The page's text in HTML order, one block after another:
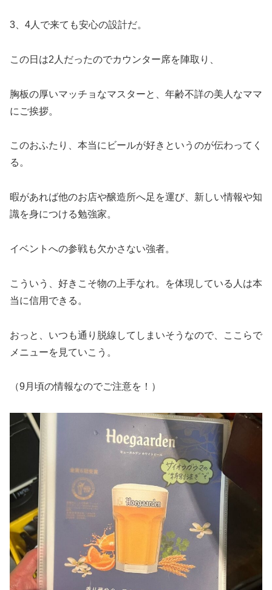
3、4人で来ても安心の設計だ。
この日は2人だったのでカウンター席を陣取り、
胸板の厚いマッチョなマスターと、年齢不詳の美人なママ
にご挨拶。
このおふたり、本当にビールが好きというのが伝わってく
る。
暇があれば他のお店や醸造所へ足を運び、新しい情報や知
識を身につける勉強家。
イベントへの参戦も欠かさない強者。
こういう、好きこそ物の上手なれ。を体現している人は本
当に信用できる。
おっと、いつも通り脱線してしまいそうなので、ここらで
メニューを見ていこう。
（9月頃の情報なのでご注意を！）